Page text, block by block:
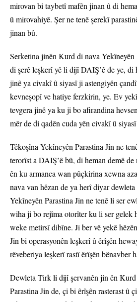
mirovan bi taybetî mafên jinan û di
û mirovahiyê. Şer ne tenê şerekî
jinan bû.
Serketina jinên Kurd di nava Yekîneyên
di şerê leşkerî yê li dijî DAIŞ’ê de ye, di
jinê ya civakî û siyasî ji astengiyên
kevneşopî ve hatiye ferzkirin, ye. Ev
tevgera jinê ya ku ji bo afirandina
mêr de di qadên cuda yên civakî û
Têkoşîna Yekîneyên Parastina Jin ne
terorîst a DAIŞ’ê bû, di heman demê
ên ku armanca wan pûçkirina xewna
nava van hêzan de ya herî diyar
Yekîneyên Parastina Jin ne tenê li ser
wiha ji bo rejîma otorîter ku li ser gelek
weke metirsî dibîne. Ji ber vê yekê
Jin bi operasyonên leşkerî û êrîşên
rêveberiya leşkerî rastî êrîşên bênavber
Dewleta Tirk li dijî şervanên jin ên
Parastina Jin de, çi bi êrîşên rasterast û